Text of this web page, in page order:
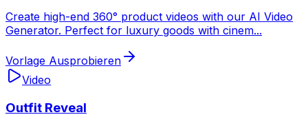
Create high-end 360° product videos with our AI Video
Generator. Perfect for luxury goods with cinem...
Vorlage Ausprobieren
Video
Outfit Reveal